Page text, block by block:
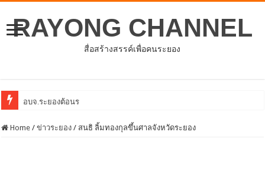
RAYONG CHANNEL
สื่อสร้างสรรค์เพื่อคนระยอง
อบจ.ระยองต้อนรับคณะจากตัวแทนศูนย์ธุรกิจจีน – อา
Home / ข่าวระยอง / สนธิ ลิ้มทองกุลขึ้นศาลจังหวัดระยอง